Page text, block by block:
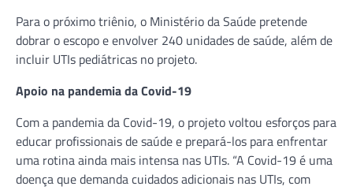
Para o próximo triênio, o Ministério da Saúde pretende
dobrar o escopo e envolver 240 unidades de saúde, além de
incluir UTIs pediátricas no projeto.
Apoio na pandemia da Covid-19
Com a pandemia da Covid-19, o projeto voltou esforços para
educar profissionais de saúde e prepará-los para enfrentar
uma rotina ainda mais intensa nas UTIs. “A Covid-19 é uma
doença que demanda cuidados adicionais nas UTIs, com